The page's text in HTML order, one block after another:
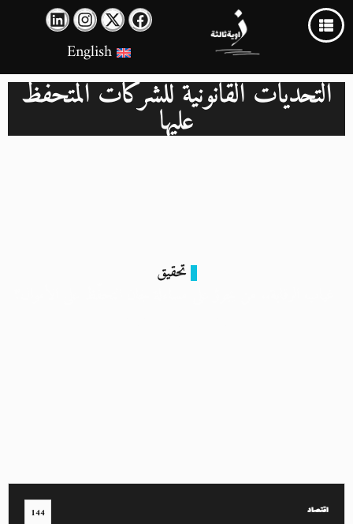
English
التحديات القانونية للشركات المتحفظ
عليها
تحقيق
اقتصاد 144